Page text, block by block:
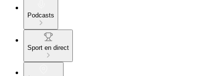
Podcasts
Sport en direct